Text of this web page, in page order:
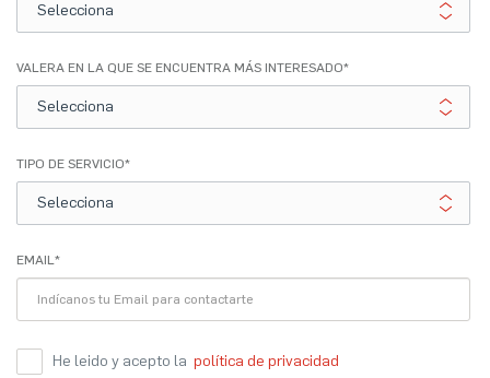
VALERA EN LA QUE SE ENCUENTRA MÁS INTERESADO*
TIPO DE SERVICIO*
EMAIL*
He leido y acepto la política de privacidad